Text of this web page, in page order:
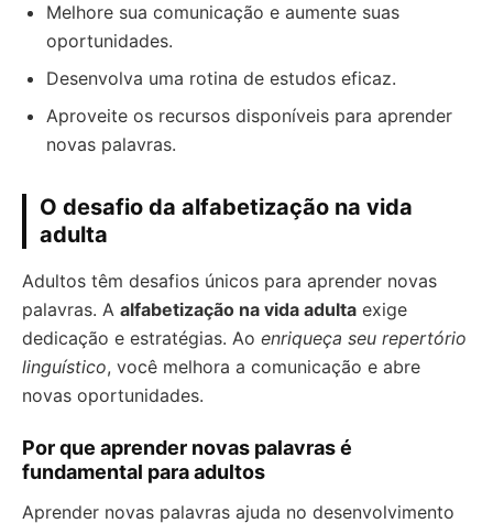
Melhore sua comunicação e aumente suas
oportunidades.
Desenvolva uma rotina de estudos eficaz.
Aproveite os recursos disponíveis para aprender
novas palavras.
O desafio da alfabetização na vida
adulta
Adultos têm desafios únicos para aprender novas
palavras. A alfabetização na vida adulta exige
dedicação e estratégias. Ao enriqueça seu repertório
linguístico, você melhora a comunicação e abre
novas oportunidades.
Por que aprender novas palavras é
fundamental para adultos
Aprender novas palavras ajuda no desenvolvimento